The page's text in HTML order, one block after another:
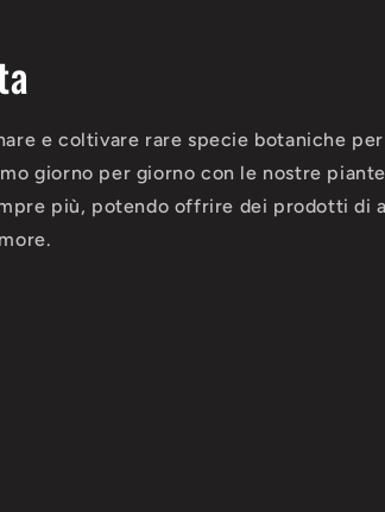
e coltivare rare specie botaniche
giorno per giorno con le nostre
più, potendo offrire dei prodotti di